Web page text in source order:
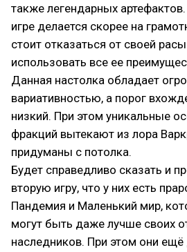
также легендарных
игре делается скорее на
стоит отказаться от своей
использовать все ее
Данная настолка обладает
вариативностью, а порог
низкий. При этом уникальные
фракций вытекают из лора
придуманы с потолка.
Будет справедливо сказать и
вторую игру, что у них есть
Пандемия и Маленький мир,
могут быть даже лучше своих
наследников. При этом они